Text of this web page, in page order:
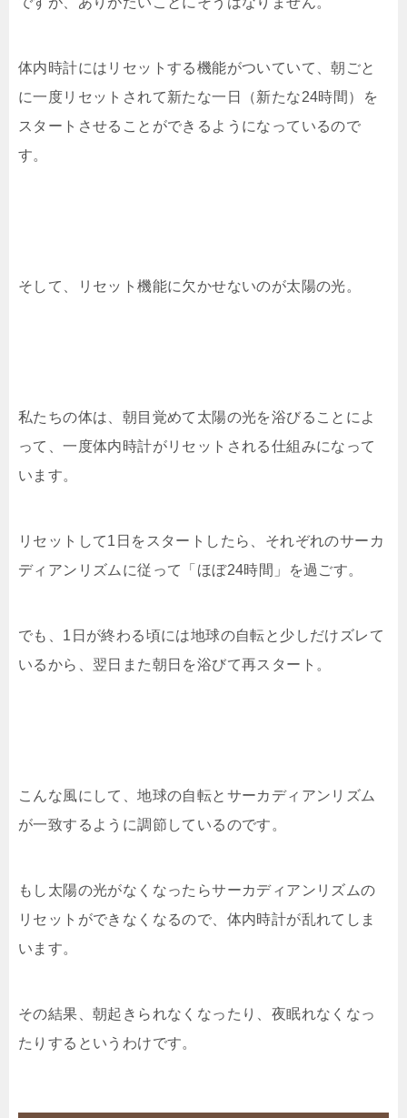
体内時計にはリセットする機能がついていて、朝ごと
に一度リセットされて新たな一日（新たな24時間）を
スタートさせることができるようになっているので
す。
そして、リセット機能に欠かせないのが太陽の光。
私たちの体は、朝目覚めて太陽の光を浴びることによ
って、一度体内時計がリセットされる仕組みになって
います。
リセットして1日をスタートしたら、それぞれのサーカ
ディアンリズムに従って「ほぼ24時間」を過ごす。
でも、1日が終わる頃には地球の自転と少しだけズレて
いるから、翌日また朝日を浴びて再スタート。
こんな風にして、地球の自転とサーカディアンリズム
が一致するように調節しているのです。
もし太陽の光がなくなったらサーカディアンリズムの
リセットができなくなるので、体内時計が乱れてしま
います。
その結果、朝起きられなくなったり、夜眠れなくなっ
たりするというわけです。